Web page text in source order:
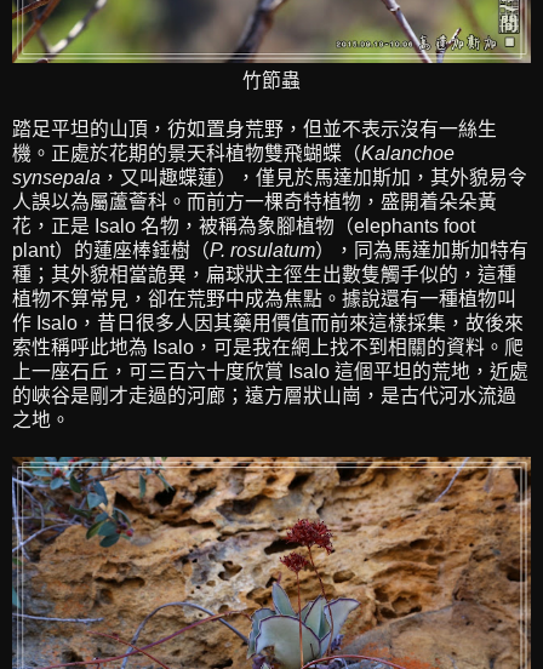
竹節蟲
踏足平坦的山頂，彷如置身荒野，但並不表示沒有一絲生
機。正處於花期的景天科植物雙飛蝴蝶（Kalanchoe
synsepala ，又叫趣蝶蓮），僅見於馬達加斯加，其外貌易令
人誤以為屬蘆薈科。而前方一棵奇特植物，盛開着朵朵黃
花，正是 Isalo 名物，被稱為象腳植物（elephants foot
plant）的蓮座棒錘樹（P. rosulatum），同為馬達加斯加特有
種；其外貌相當詭異，扁球狀主徑生出數隻觸手似的，這種
植物不算常見，卻在荒野中成為焦點。據說還有一種植物叫
作 Isalo，昔日很多人因其藥用價值而前來這樣採集，故後來
索性稱呼此地為 Isalo，可是我在網上找不到相關的資料。爬
上一座石丘，可三百六十度欣賞 Isalo 這個平坦的荒地，近處
的峽谷是剛才走過的河廊；遠方層狀山崗，是古代河水流過
之地。